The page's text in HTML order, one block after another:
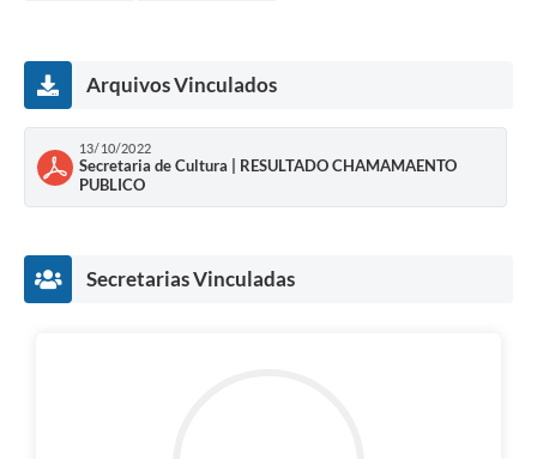
Arquivos Vinculados
13/10/2022
Secretaria de Cultura | RESULTADO CHAMAMAENTO
PUBLICO
Secretarias Vinculadas